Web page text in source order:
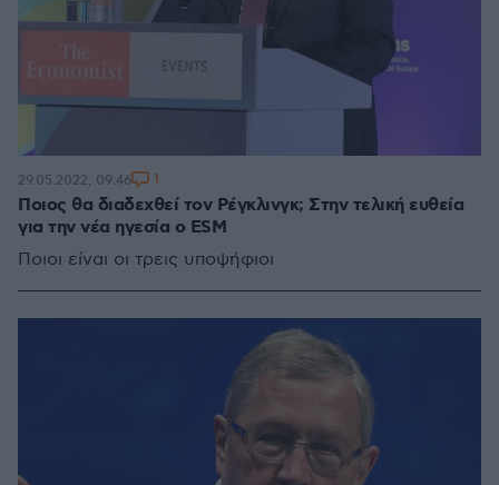
Ποιος θα διαδεχθεί τον Ρέγκλινγκ; Στην τελική ευθεία
για την νέα ηγεσία ο ESM
Ποιοι είναι οι τρεις υποψήφιοι
29.05.2022, 09:46 1